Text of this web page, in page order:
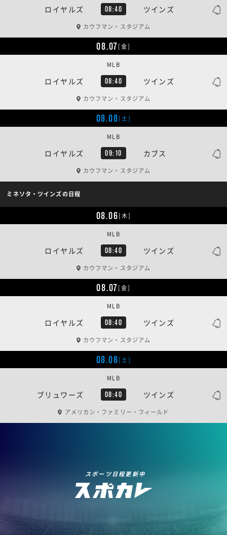
ロイヤルズ 08:40 ツインズ
カウフマン・スタジアム
08.07[金]
ロイヤルズ 08:40 ツインズ
MLB
カウフマン・スタジアム
08.08[土]
ロイヤルズ 09:10 カブス
MLB
カウフマン・スタジアム
ミネソタ・ツインズの日程
08.06[木]
ロイヤルズ 08:40 ツインズ
MLB
カウフマン・スタジアム
08.07[金]
ロイヤルズ 08:40 ツインズ
MLB
カウフマン・スタジアム
08.08[土]
ブリュワーズ 08:40 ツインズ
MLB
アメリカン・ファミリー・フィールド
スポーツ日程更新中